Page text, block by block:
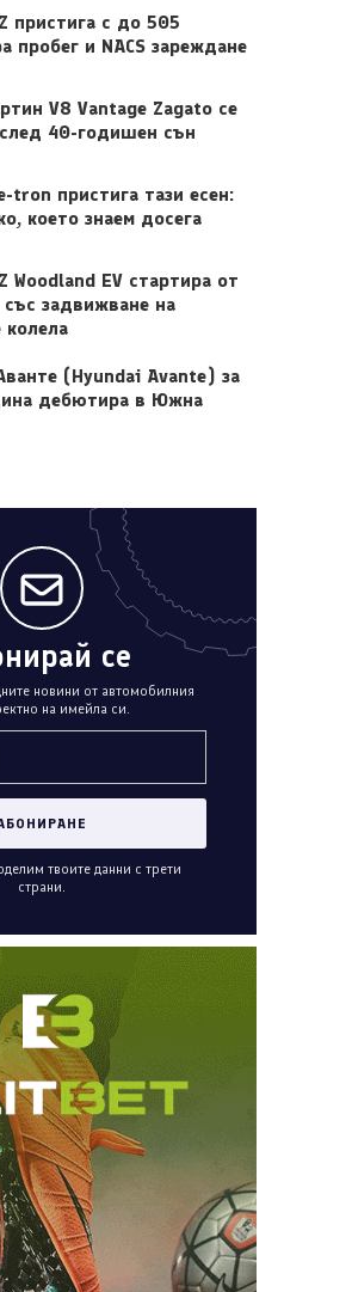
пристига с до 505
пробег и NACS зареждане
V8 Vantage Zagato се
40-годишен сън
tron пристига тази есен:
което знаем досега
Woodland EV стартира от
задвижване на
колела
(Hyundai Avante) за
дебютира в Южна
се
новини от автомобилния
на имейла си.
твоите данни с трети
страни.